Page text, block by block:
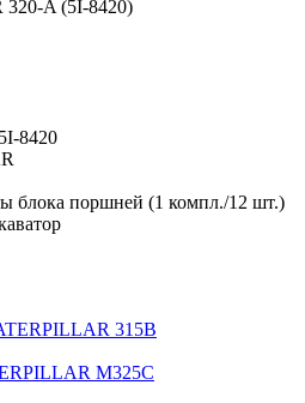
320-A (5I-8420)
5I-8420
блока поршней (1 компл./12 шт.)
315B
M325C